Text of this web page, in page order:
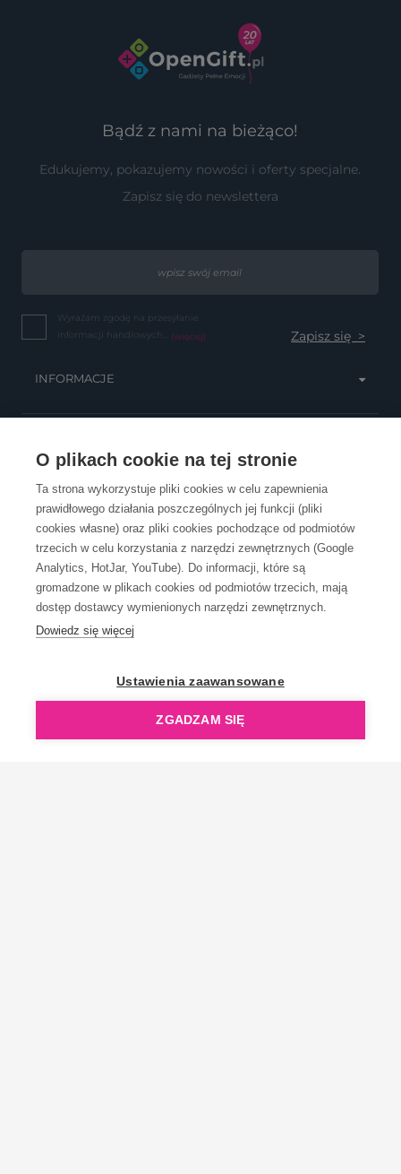
O plikach cookie na tej stronie
Ta strona wykorzystuje pliki cookies w celu zapewnienia
prawidłowego działania poszczególnych jej funkcji (pliki
cookies własne) oraz pliki cookies pochodzące od podmiotów
trzecich w celu korzystania z narzędzi zewnętrznych (Google
Analytics, HotJar, YouTube). Do informacji, które są
gromadzone w plikach cookies od podmiotów trzecich, mają
dostęp dostawcy wymienionych narzędzi zewnętrznych.
Dowiedz się więcej
Ustawienia zaawansowane
ZGADZAM SIĘ
Bądź z nami na bieżąco!
Edukujemy, pokazujemy nowości i oferty specjalne.
Zapisz się do newslettera
Wyrażam zgodę na przesyłanie
informacji handlowych... (więcej)
INFORMACJE
OBSŁUGA KLIENTA
KONTAKT
OpenGift jest częścią ReflectGroup.